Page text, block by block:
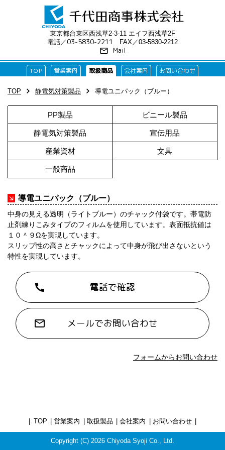
東京都台東区西浅草2-3-11 エイフ西浅草2F
電話／ 03-5830-2211 FAX／03-5830-2212
mail_outline Mail
TOP 営業案内 取扱商品 会社案内 お問い合わせ
TOP chevron_right 静電気対策製品 chevron_right 導電ユニパック（ブルー）
PP製品 ビニール製品
静電気対策製品 宣伝用品
産業資材 文具
一般商品
arrow_forward 導電ユニパック（ブルー）
中身の見える透明（ライトブルー）のチャック付袋です。帯電防
止剤練りこみタイプのフィルムを使用しています。表面抵抗値は
１０＾９Ωを実現しています。
スリップ性の高さとチャックによって中身が飛び出さないという
特性を実現しています。
call 電話で確認
mail_outline メールでお問い合わせ
フォームからお問い合わせ
TOP 営業案内 取扱製品 会社案内 お問い合わせ
Copyright (C) 2026 Chiyoda Syoji Co., Ltd.